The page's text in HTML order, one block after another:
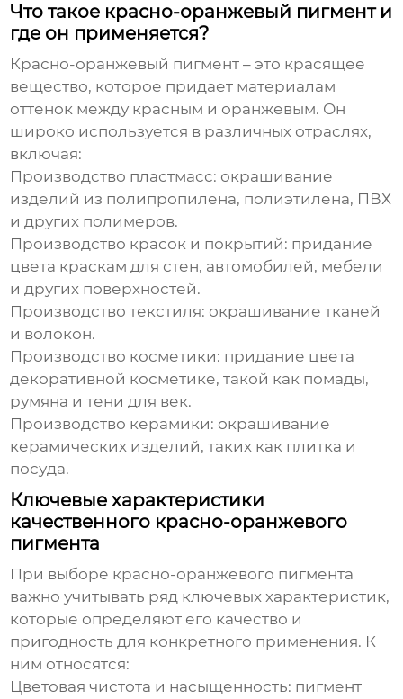
Что такое красно-оранжевый пигмент и
где он применяется?
Красно-оранжевый пигмент – это красящее
вещество, которое придает материалам
оттенок между красным и оранжевым. Он
широко используется в различных отраслях,
включая:
Производство пластмасс: окрашивание
изделий из полипропилена, полиэтилена, ПВХ
и других полимеров.
Производство красок и покрытий: придание
цвета краскам для стен, автомобилей, мебели
и других поверхностей.
Производство текстиля: окрашивание тканей
и волокон.
Производство косметики: придание цвета
декоративной косметике, такой как помады,
румяна и тени для век.
Производство керамики: окрашивание
керамических изделий, таких как плитка и
посуда.
Ключевые характеристики
качественного красно-оранжевого
пигмента
При выборе красно-оранжевого пигмента
важно учитывать ряд ключевых характеристик,
которые определяют его качество и
пригодность для конкретного применения. К
ним относятся:
Цветовая чистота и насыщенность: пигмент